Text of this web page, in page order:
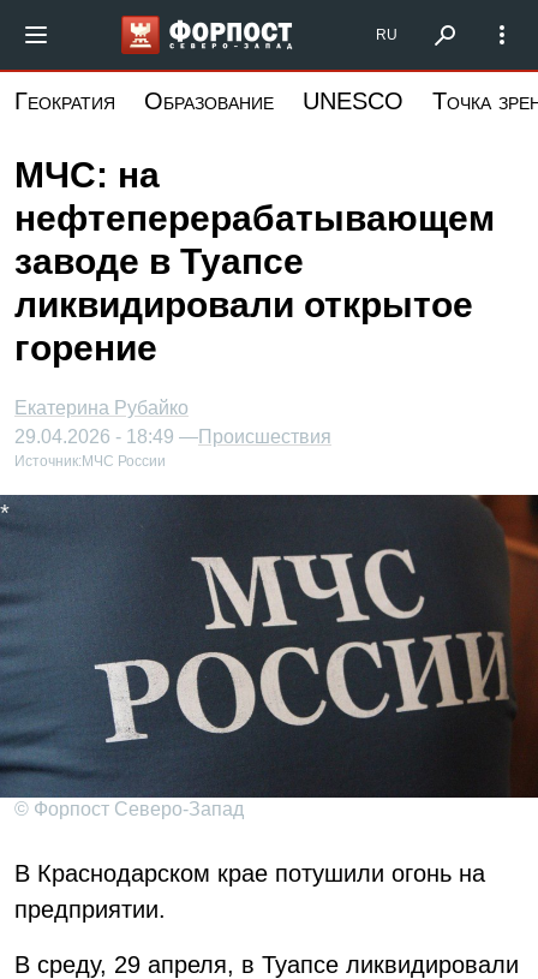
основному
Форпост Северо-Запад
RU
Геократия Образование UNESCO Точка
МЧС: на
нефтеперерабатывающем
заводе в Туапсе
ликвидировали открытое
горение
Екатерина Рубайко
29.04.2026 - 18:49 —Происшествия
Источник: МЧС России
© Форпост Северо-Запад
В Краснодарском крае потушили огонь на
предприятии.
В среду, 29 апреля, в Туапсе ликвидировали